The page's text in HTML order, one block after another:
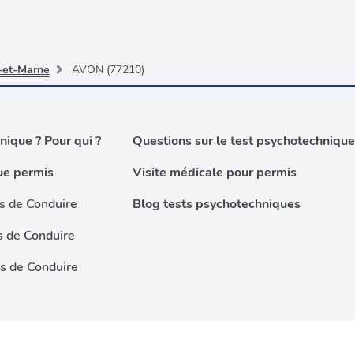
Marne AVON (77210)
? Pour qui ?
permis
de Conduire
Conduire
de Conduire
Questions sur le test psychotechnique
Visite médicale pour permis
Blog tests psychotechniques